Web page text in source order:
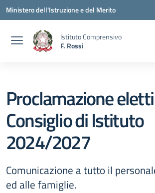
Vai ai contenuti
Vai al menu di navigazione
Vai al footer
Ministero dell'Istruzione e del Merito
Istituto Comprensivo
F. Rossi
Proclamazione
Consiglio di Istituto
2024/2027
Comunicazione a tutto il
ed alle famiglie.